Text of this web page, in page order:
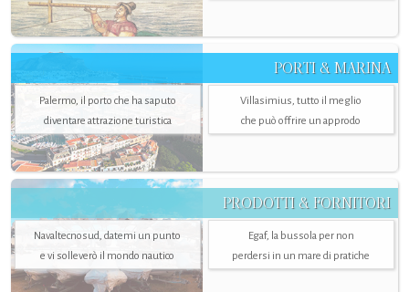
PORTI & MARINA
Palermo, il porto che ha saputo
diventare attrazione turistica
Villasimius, tutto il meglio
che può offrire un approdo
PRODOTTI & FORNITORI
Navaltecnosud, datemi un punto
e vi solleverò il mondo nautico
Egaf, la bussola per non
perdersi in un mare di pratiche